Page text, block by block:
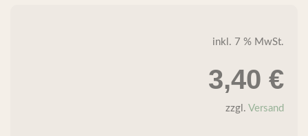
inkl. 7 % MwSt.
3,40 €
zzgl. Versand